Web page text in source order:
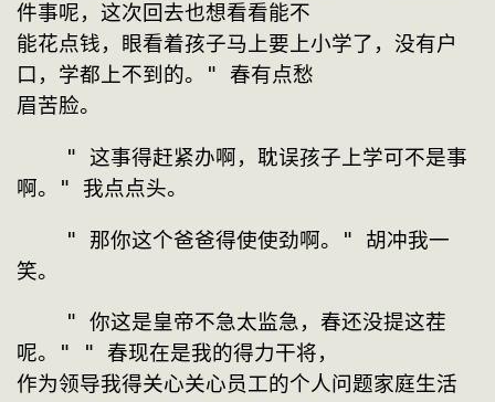
件事呢，这次回去也想看看能不
能花点钱，眼看着孩子马上要上小学了，没有户
口，学都上不到的。" 春有点愁
眉苦脸。
啊。" 我点点头。
笑。
呢。" " 春现在是我的得力干将，
作为领导我得关心关心员工的个人问题家庭生活